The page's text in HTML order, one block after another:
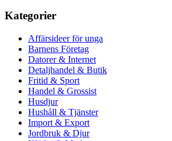
Kategorier
Affärsideer för unga
Barnens Företag
Datorer & Internet
Detaljhandel & Butik
Fritid & Sport
Handel & Grossist
Husdjur
Hushåll & Tjänster
Import & Export
Jordbruk & Djur